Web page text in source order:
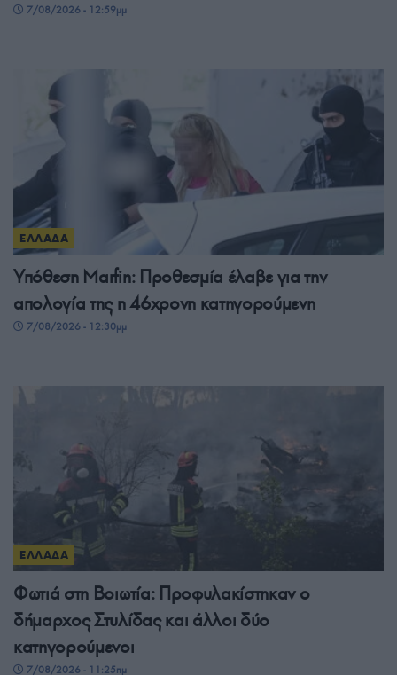
7/08/2026 - 12:59μμ
ΕΛΛΑΔΑ
Υπόθεση Marfin: Προθεσμία έλαβε για την
απολογία της η 46χρονη κατηγορούμενη
7/08/2026 - 12:30μμ
ΕΛΛΑΔΑ
Φωτιά στη Βοιωτία: Προφυλακίστηκαν ο
δήμαρχος Στυλίδας και άλλοι δύο
κατηγορούμενοι
7/08/2026 - 11:25πμ